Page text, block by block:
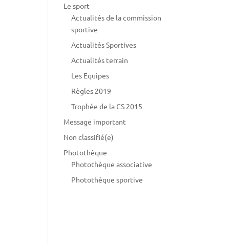
Le sport
Actualités de la commission
sportive
Actualités Sportives
Actualités terrain
Les Equipes
Règles 2019
Trophée de la CS 2015
Message important
Non classifié(e)
Photothèque
Photothèque associative
Photothèque sportive